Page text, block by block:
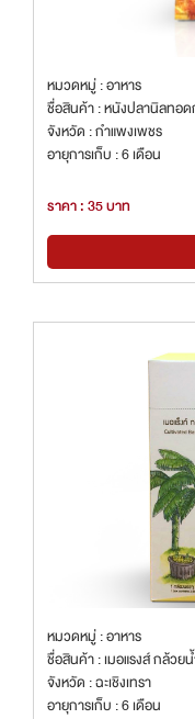
หมวดหมู่ : อาหาร
ชื่อสินค้า : หนังปลานิลทอ
จังหวัด : กำแพงเพชร
อายุการเก็บ : 6 เดือน
ราคา : 35 บาท
หมวดหมู่ : อาหาร
ชื่อสินค้า : เมอแรงส์ กล้วยน้
จังหวัด : ฉะเชิงเทรา
อายุการเก็บ : 6 เดือน